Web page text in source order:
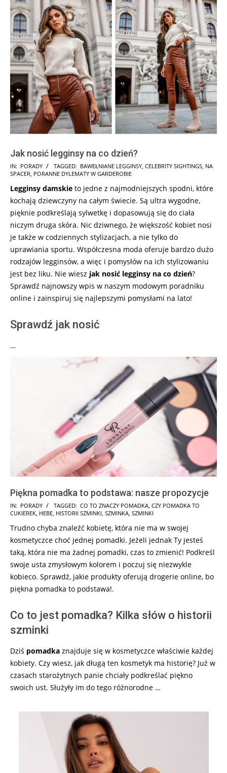
Jak nosić legginsy na co dzień?
2025-
07-
28
IN: PORADY TAGGED: BAWEŁNIANE LEGGINSY CELEBRITY SIGHTINGS NA
SPACER PORANNE DYLEMATY W GARDEROBIE
Legginsy damskie to jedne z najmodniejszych spodni, które
kochają dziewczyny na całym świecie. Są ultra wygodne,
pięknie podkreślają sylwetkę i dopasowują się do ciała
niczym druga skóra. Nic dziwnego, że większość kobiet nosi
je także w codziennych stylizacjach, a nie tylko do
uprawiania sportu. Współczesna moda oferuje bardzo dużo
rodzajów legginsów, a więc i pomysłów na ich stylizowaniu
jest bez liku. Nie wiesz jak nosić legginsy na co dzień?
Sprawdź najnowszy wpis w naszym modowym poradniku
online i zainspiruj się najlepszymi pomysłami na lato!
Sprawdź jak nosić
…
Piękna pomadka to podstawa: nasze propozycje
2025-
07-
25
IN: PORADY TAGGED: CO TO ZNACZY POMADKA, CZY POMADKA TO
CUKIEREK, HEBE, HISTORII SZMINKI, SZMINKA, SZMINKI
Trudno chyba znaleźć kobietę, która nie ma w swojej
kosmetyczce choć jednej pomadki. Jeżeli jednak Ty jesteś
taką, która nie ma żadnej pomadki, czas to zmienić! Podkreśl
swoje usta zmysłowym kolorem i poczuj się niezwykle
kobieco. Sprawdź, jakie produkty oferują drogerie online, bo
piękna pomadka to podstawa!.
Co to jest pomadka? Kilka słów o historii
szminki
Dziś pomadka znajduje się w kosmetyczce właściwie każdej
kobiety. Czy wiesz, jak długą ten kosmetyk ma historię? Już w
czasach starożytnych panie chciały podkreślać piękno
swoich ust. Służyły im do tego różnorodne …